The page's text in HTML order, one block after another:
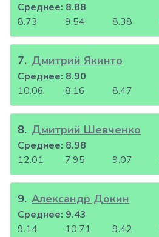
8.73 9.54 8.38
Среднее: 8.88
7. Дмитрий Якинто
10.06 8.16 8.47
Среднее: 8.90
8. Дмитрий Шевченко
12.01 7.95 9.07
Среднее: 8.98
9. Александр Докин
9.14 10.71 9.42
Среднее: 9.43